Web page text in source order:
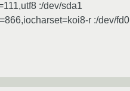
:/dev/sda1
r :/dev/fd0